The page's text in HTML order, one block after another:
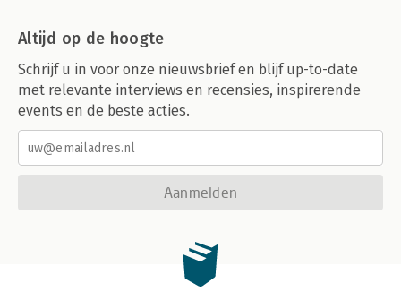
Altijd op de hoogte
Schrijf u in voor onze nieuwsbrief en blijf up-to-date
met relevante interviews en recensies, inspirerende
events en de beste acties.
Aanmelden